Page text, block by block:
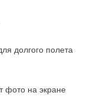
долгого полета
фото на экране